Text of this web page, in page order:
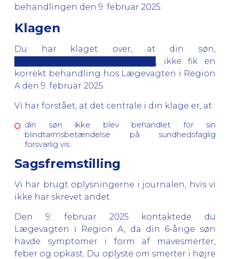
behandlingen den 9. februar 2025.
Klagen
Du har klaget over, at din søn,
█████████████████████████, ikke fik en
korrekt behandling hos Lægevagten i Region
A den 9. februar 2025.
Vi har forstået, at det centrale i din klage er, at:
din søn ikke blev behandlet for sin
blindtarmsbetændelse på sundhedsfaglig
forsvarlig vis.
Sagsfremstilling
Vi har brugt oplysningerne i journalen, hvis vi
ikke har skrevet andet.
Den 9. februar 2025 kontaktede du
Lægevagten i Region A, da din 6-årige søn
havde symptomer i form af mavesmerter,
feber og opkast. Du oplyste om smerter i højre